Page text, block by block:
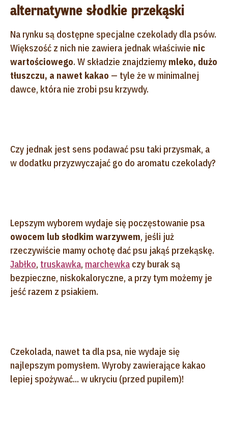
alternatywne słodkie przekąski
Na rynku są dostępne specjalne czekolady dla psów.
Większość z nich nie zawiera jednak właściwie nic
wartościowego. W składzie znajdziemy mleko, dużo
tłuszczu, a nawet kakao — tyle że w minimalnej
dawce, która nie zrobi psu krzywdy.
Czy jednak jest sens podawać psu taki przysmak, a
w dodatku przyzwyczajać go do aromatu czekolady?
Lepszym wyborem wydaje się poczęstowanie psa
owocem lub słodkim warzywem, jeśli już
rzeczywiście mamy ochotę dać psu jakąś przekąskę.
Jabłko, truskawka, marchewka czy burak są
bezpieczne, niskokaloryczne, a przy tym możemy je
jeść razem z psiakiem.
Czekolada, nawet ta dla psa, nie wydaje się
najlepszym pomysłem. Wyroby zawierające kakao
lepiej spożywać... w ukryciu (przed pupilem)!